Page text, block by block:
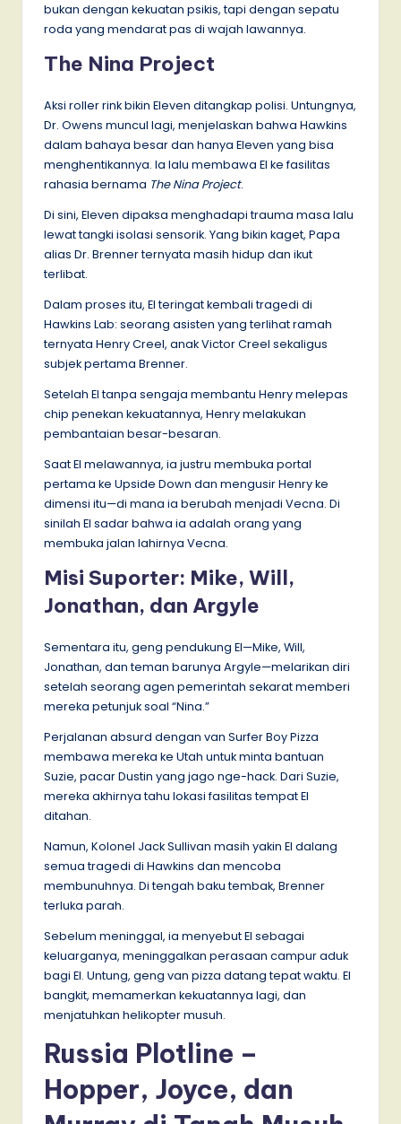
bukan dengan kekuatan psikis, tapi dengan sepatu
roda yang mendarat pas di wajah lawannya.
The Nina Project
Aksi roller rink bikin Eleven ditangkap polisi. Untungnya,
Dr. Owens muncul lagi, menjelaskan bahwa Hawkins
dalam bahaya besar dan hanya Eleven yang bisa
menghentikannya. Ia lalu membawa El ke fasilitas
rahasia bernama The Nina Project.
Di sini, Eleven dipaksa menghadapi trauma masa lalu
lewat tangki isolasi sensorik. Yang bikin kaget, Papa
alias Dr. Brenner ternyata masih hidup dan ikut
terlibat.
Dalam proses itu, El teringat kembali tragedi di
Hawkins Lab: seorang asisten yang terlihat ramah
ternyata Henry Creel, anak Victor Creel sekaligus
subjek pertama Brenner.
Setelah El tanpa sengaja membantu Henry melepas
chip penekan kekuatannya, Henry melakukan
pembantaian besar-besaran.
Saat El melawannya, ia justru membuka portal
pertama ke Upside Down dan mengusir Henry ke
dimensi itu—di mana ia berubah menjadi Vecna. Di
sinilah El sadar bahwa ia adalah orang yang
membuka jalan lahirnya Vecna.
Misi Suporter: Mike, Will,
Jonathan, dan Argyle
Sementara itu, geng pendukung El—Mike, Will,
Jonathan, dan teman barunya Argyle—melarikan diri
setelah seorang agen pemerintah sekarat memberi
mereka petunjuk soal “Nina.”
Perjalanan absurd dengan van Surfer Boy Pizza
membawa mereka ke Utah untuk minta bantuan
Suzie, pacar Dustin yang jago nge-hack. Dari Suzie,
mereka akhirnya tahu lokasi fasilitas tempat El
ditahan.
Namun, Kolonel Jack Sullivan masih yakin El dalang
semua tragedi di Hawkins dan mencoba
membunuhnya. Di tengah baku tembak, Brenner
terluka parah.
Sebelum meninggal, ia menyebut El sebagai
keluarganya, meninggalkan perasaan campur aduk
bagi El. Untung, geng van pizza datang tepat waktu. El
bangkit, memamerkan kekuatannya lagi, dan
menjatuhkan helikopter musuh.
Russia Plotline –
Hopper, Joyce, dan